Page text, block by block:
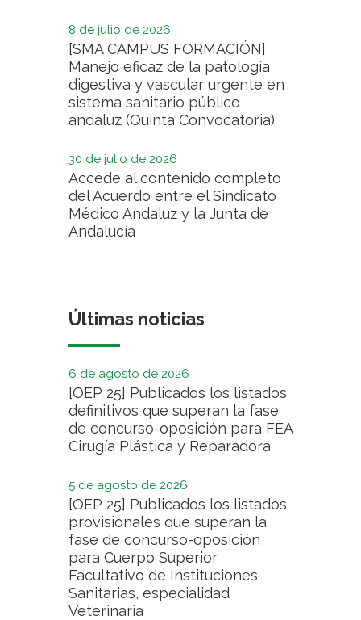
8 de julio de 2026
[SMA CAMPUS FORMACIÓN]
Manejo eficaz de la patología
digestiva y vascular urgente en
sistema sanitario público
andaluz (Quinta Convocatoria)
30 de julio de 2026
Accede al contenido completo
del Acuerdo entre el Sindicato
Médico Andaluz y la Junta de
Andalucía
Últimas noticias
6 de agosto de 2026
[OEP 25] Publicados los listados
definitivos que superan la fase
de concurso-oposición para FEA
Cirugía Plástica y Reparadora
5 de agosto de 2026
[OEP 25] Publicados los listados
provisionales que superan la
fase de concurso-oposición
para Cuerpo Superior
Facultativo de Instituciones
Sanitarias, especialidad
Veterinaria